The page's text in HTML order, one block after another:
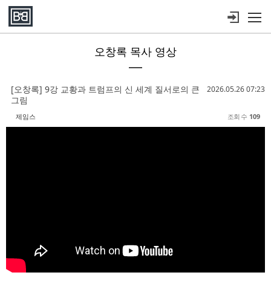
오창록 목사 영상
2026.05.26 07:23
[오창록] 9강 교황과 트럼프의 신 세계 질서로의 큰
그림
제임스 조회 수 109
Sketchbook5, 스케치북5
Sketchbook5, 스케치북5
Sketchbook5, 스케치북5
Sketchbook5, 스케치북5